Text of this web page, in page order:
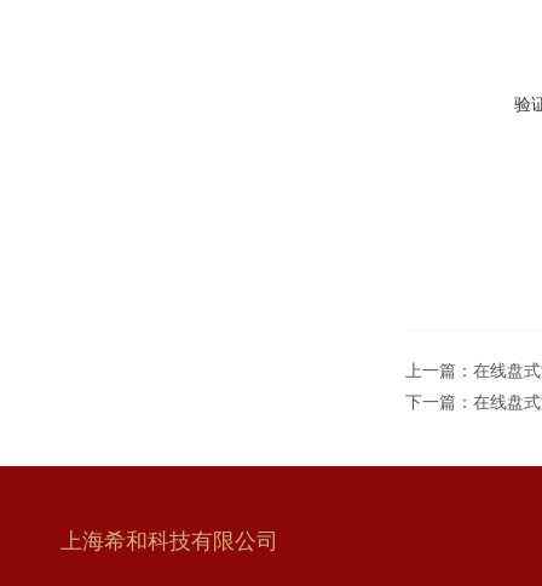
验
上一篇： 在线盘
下一篇： 在线盘
上海希和科技有限公司